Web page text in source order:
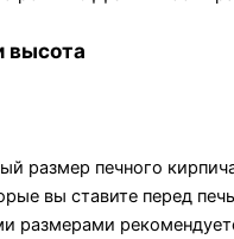
высота
размер печного
вы ставите перед
размерами